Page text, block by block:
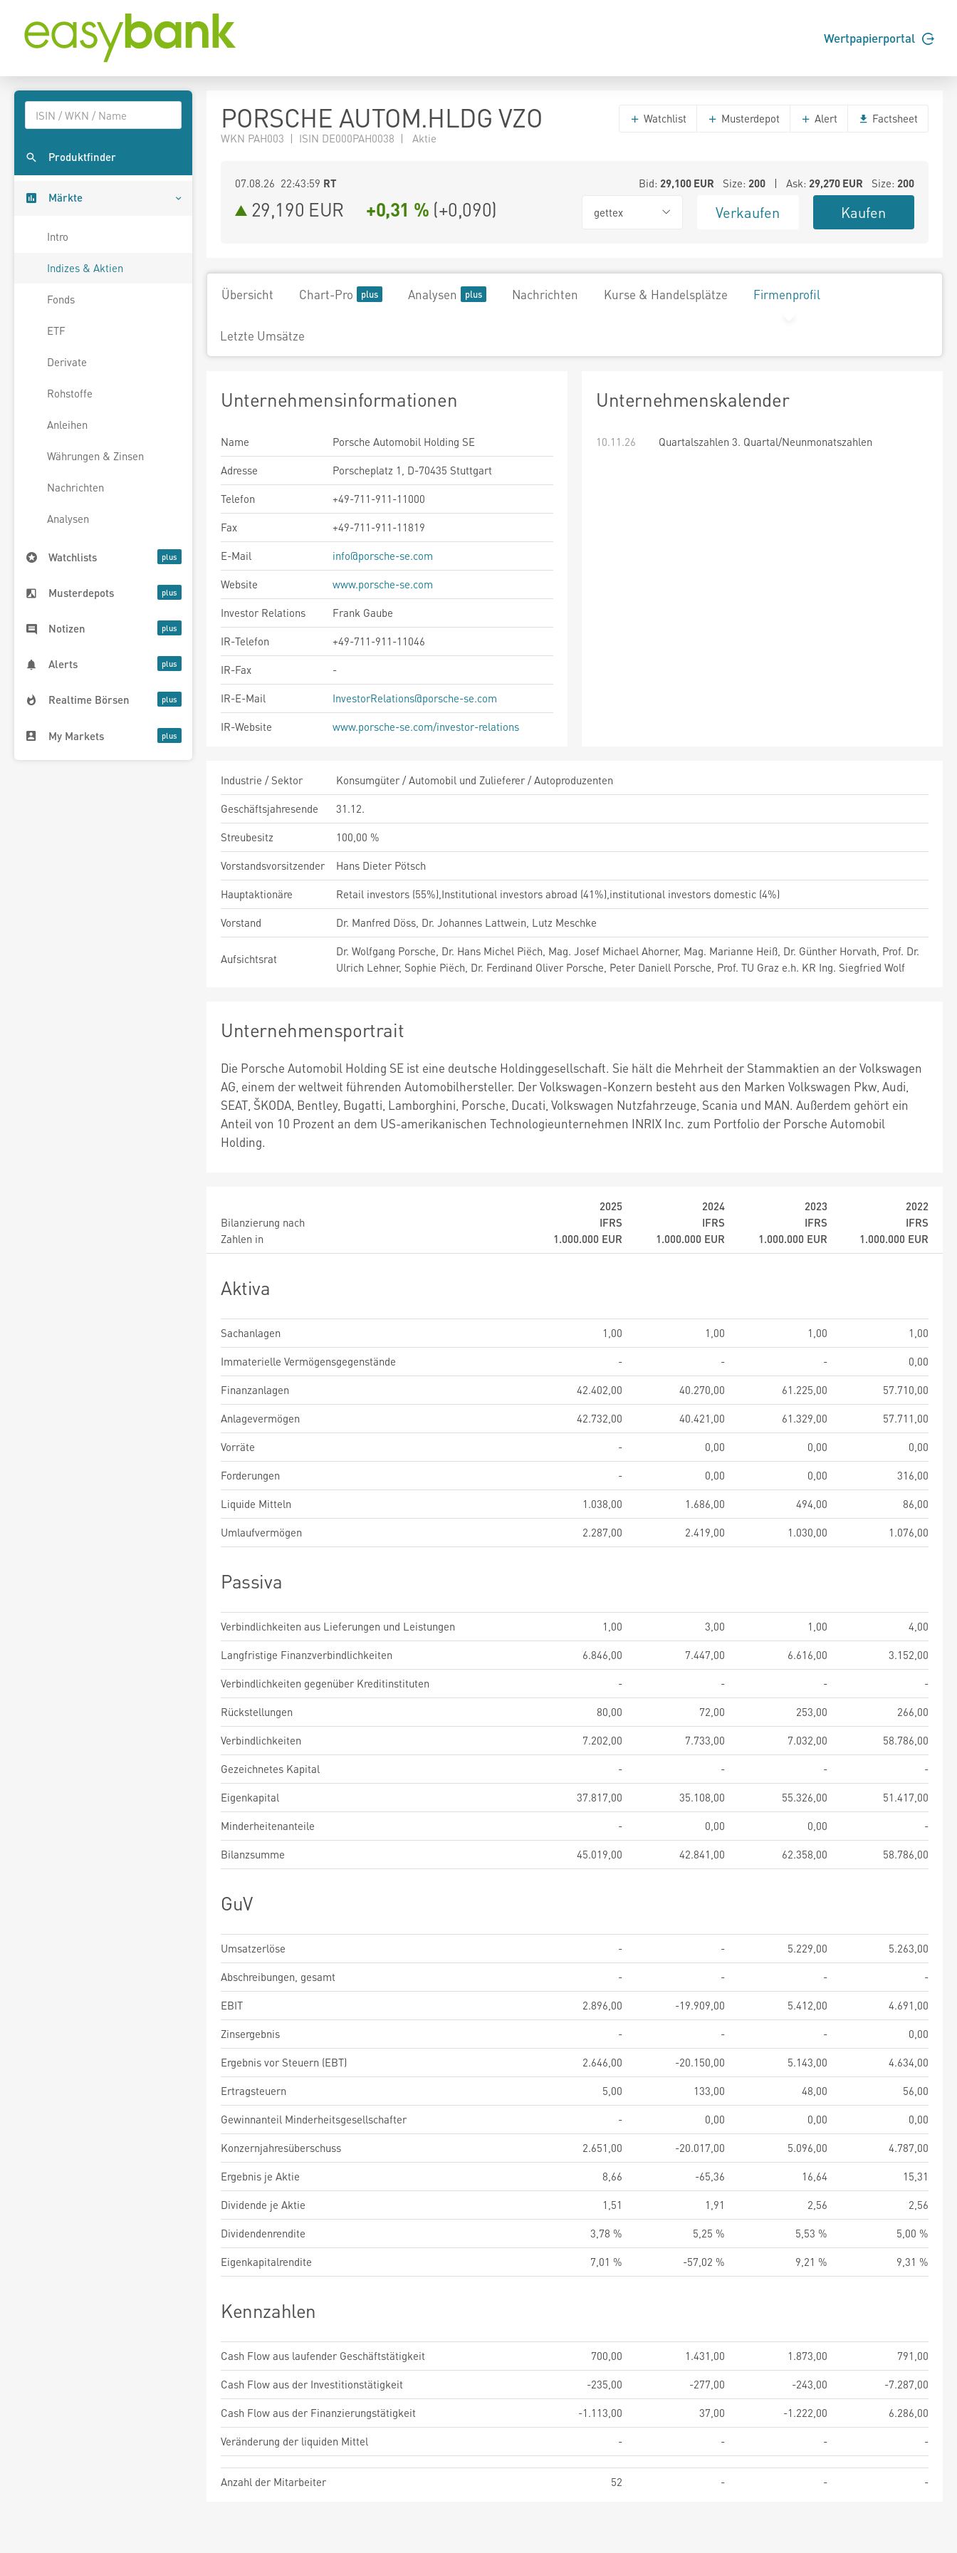
Wertpapierportal
Produktfinder
Märkte
Intro
Indizes & Aktien
Fonds
ETF
Derivate
Rohstoffe
Anleihen
Währungen & Zinsen
Nachrichten
Analysen
Watchlists
Musterdepots
Notizen
Alerts
Realtime Börsen
My Markets
PORSCHE AUTOM.HLDG VZO
WKN PAH003 | ISIN DE000PAH0038 | Aktie
Watchlist Musterdepot Alert Factsheet
07.08.26 22:43:59 RT Bid: 29,100EUR Size: 200| Ask: 29,270EUR Size: 200
29,190 EUR +0,31 % (+0,090) gettex Verkaufen Kaufen
Übersicht Chart-Pro Analysen Nachrichten Kurse & Handelsplätze Firmenprofil
Letzte Umsätze
Unternehmensinformationen
Name
Porsche Automobil Holding SE
Adresse
Porscheplatz 1, D-70435 Stuttgart
Telefon
+49-711-911-11000
Fax
+49-711-911-11819
E-Mail
info@porsche-se.com
Website
www.porsche-se.com
Investor Relations
Frank Gaube
IR-Telefon
+49-711-911-11046
IR-Fax
-
IR-E-Mail
InvestorRelations@porsche-se.com
IR-Website
www.porsche-se.com/investor-relations
Unternehmenskalender
10.11.26 Quartalszahlen 3. Quartal/Neunmonatszahlen
Industrie / Sektor
Konsumgüter / Automobil und Zulieferer / Autoproduzenten
Geschäftsjahresende
31.12.
Streubesitz
100,00 %
Vorstandsvorsitzender
Hans Dieter Pötsch
Hauptaktionäre
Retail investors (55%),Institutional investors abroad (41%),institutional investors domestic (4%)
Vorstand
Dr. Manfred Döss, Dr. Johannes Lattwein, Lutz Meschke
Aufsichtsrat
Dr. Wolfgang Porsche, Dr. Hans Michel Piëch, Mag. Josef Michael Ahorner, Mag. Marianne Heiß, Dr. Günther Horvath, Prof. Dr.
Ulrich Lehner, Sophie Piëch, Dr. Ferdinand Oliver Porsche, Peter Daniell Porsche, Prof. TU Graz e.h. KR Ing. Siegfried Wolf
Unternehmensportrait
Die Porsche Automobil Holding SE ist eine deutsche Holdinggesellschaft. Sie hält die Mehrheit der Stammaktien an der Volkswagen
AG, einem der weltweit führenden Automobilhersteller. Der Volkswagen-Konzern besteht aus den Marken Volkswagen Pkw, Audi,
SEAT, ŠKODA, Bentley, Bugatti, Lamborghini, Porsche, Ducati, Volkswagen Nutzfahrzeuge, Scania und MAN. Außerdem gehört ein
Anteil von 10 Prozent an dem US-amerikanischen Technologieunternehmen INRIX Inc. zum Portfolio der Porsche Automobil
Holding.
Bilanzierung nach
Zahlen in
2025
IFRS
1.000.000 EUR
2024
IFRS
1.000.000 EUR
2023
IFRS
1.000.000 EUR
2022
IFRS
1.000.000 EUR
Aktiva
Sachanlagen 1,00 1,00 1,00
1,00
Immaterielle Vermögensgegenstände
- - -
0,00
Finanzanlagen
42.402,00 40.270,00 61.225,00
57.710,00
Anlagevermögen
42.732,00 40.421,00 61.329,00
57.711,00
Vorräte
- 0,00 0,00
0,00
Forderungen
- 0,00 0,00
316,00
Liquide Mitteln
1.038,00 1.686,00 494,00
86,00
Umlaufvermögen
2.287,00 2.419,00 1.030,00 1.076,00
Passiva
Verbindlichkeiten aus Lieferungen und Leistungen 1,00 3,00 1,00
4,00
Langfristige Finanzverbindlichkeiten
6.846,00 7.447,00 6.616,00
3.152,00
Verbindlichkeiten gegenüber Kreditinstituten
- - -
-
Rückstellungen
80,00 72,00 253,00
266,00
Verbindlichkeiten
7.202,00 7.733,00 7.032,00
58.786,00
Gezeichnetes Kapital
- - -
-
Eigenkapital
37.817,00 35.108,00 55.326,00
51.417,00
Minderheitenanteile
- 0,00 0,00
-
Bilanzsumme
45.019,00 42.841,00 62.358,00 58.786,00
GuV
Umsatzerlöse - - 5.229,00
5.263,00
Abschreibungen, gesamt
- - -
-
EBIT
2.896,00 -19.909,00 5.412,00
4.691,00
Zinsergebnis
- - -
0,00
Ergebnis vor Steuern (EBT)
2.646,00 -20.150,00 5.143,00
4.634,00
Ertragsteuern
5,00 133,00 48,00
56,00
Gewinnanteil Minderheitsgesellschafter
- 0,00 0,00
0,00
Konzernjahresüberschuss
2.651,00 -20.017,00 5.096,00
4.787,00
Ergebnis je Aktie
8,66 -65,36 16,64
15,31
Dividende je Aktie
1,51 1,91 2,56
2,56
Dividendenrendite
3,78 % 5,25 % 5,53 %
5,00 %
Eigenkapitalrendite
7,01 % -57,02 % 9,21 % 9,31 %
Kennzahlen
Cash Flow aus laufender Geschäftstätigkeit 700,00 1.431,00 1.873,00
791,00
Cash Flow aus der Investitionstätigkeit
-235,00 -277,00 -243,00
-7.287,00
Cash Flow aus der Finanzierungstätigkeit
-1.113,00 37,00 -1.222,00
6.286,00
Veränderung der liquiden Mittel
- - - -
Anzahl der Mitarbeiter 52 - - -